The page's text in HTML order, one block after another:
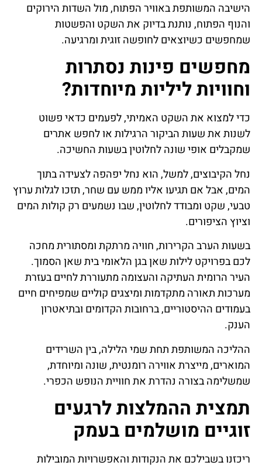
הישיבה המשותפת באוויר הפתוח, מול השדות הירוקים
והנוף הפתוח, נותנת בדיוק את השקט והפשטות
שמחפשים כשיוצאים לחופשה זוגית ומרגיעה.
מחפשים פינות נסתרות
וחוויות ליליות מיוחדות?
כדי למצוא את השקט האמיתי, לפעמים כדאי פשוט
לשנות את שעות הביקור הרגילות או לחפש אתרים
שמקבלים אופי שונה לחלוטין בשעות החשיכה.
נחל הקיבוצים, למשל, הוא נחל יפהפה לצעידה בתוך
המים, אבל אם תגיעו אליו ממש עם שחר, תזכו לגלות ערוץ
טבעי, שקט ומבודד לחלוטין, שבו נשמעים רק קולות המים
וציוץ הציפורים.
בשעות הערב הקרירות, חוויה מרתקת ומסתורית מחכה
לכם בפרויקט לילות שאן בגן הלאומי בית שאן הסמוך.
העיר הרומית העתיקה והעצומה מתעוררת לחיים בעזרת
מערכות תאורה מתקדמות ומיצגים קוליים שמפיחים חיים
בעמודים ההיסטוריים, ברחובות הקדומים ובתיאטרון
הענק.
ההליכה המשותפת תחת שמי הלילה, בין השרידים
המוארים, מייצרת אווירה רומנטית, שונה ומיוחדת,
שמשלימה בצורה נהדרת את חוויית הנופש הכפרי.
תמצית ההמלצות לרגעים
זוגיים מושלמים בעמק
ריכזנו בשבילכם את הנקודות והאפשרויות המובילות